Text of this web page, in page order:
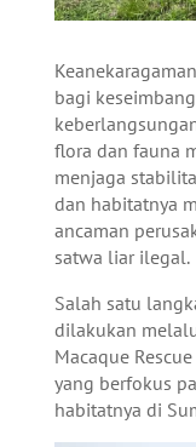
bagi
flora dan fauna
menjaga
dan habitatnya
ancaman
satwa liar ilegal.
Salah satu
dilakukan
Macaque
yang berfokus
habitatnya di